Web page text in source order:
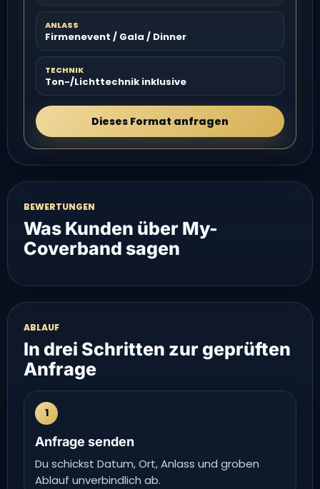
ANLASS
Firmenevent / Gala / Dinner
TECHNIK
Ton-/Lichttechnik inklusive
Dieses Format anfragen
BEWERTUNGEN
Was Kunden über My-
Coverband sagen
ABLAUF
In drei Schritten zur geprüften
Anfrage
1
Anfrage senden
Du schickst Datum, Ort, Anlass und groben
Ablauf unverbindlich ab.